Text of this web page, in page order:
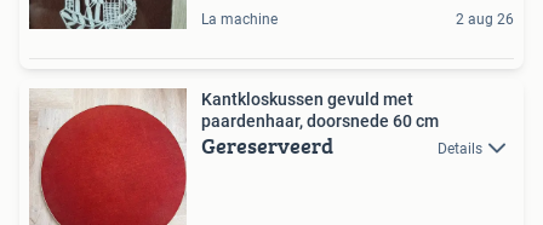
La machine 2 aug 26
Kantkloskussen gevuld met
paardenhaar, doorsnede 60 cm
Gereserveerd Details